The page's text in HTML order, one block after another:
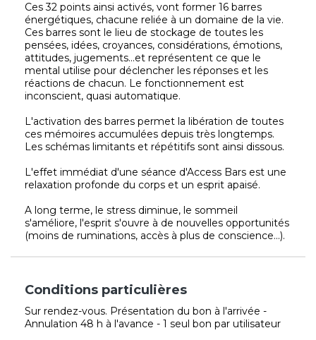
Ces 32 points ainsi activés, vont former 16 barres
énergétiques, chacune reliée à un domaine de la vie.
Ces barres sont le lieu de stockage de toutes les
pensées, idées, croyances, considérations, émotions,
attitudes, jugements...et représentent ce que le
mental utilise pour déclencher les réponses et les
réactions de chacun. Le fonctionnement est
inconscient, quasi automatique.
L'activation des barres permet la libération de toutes
ces mémoires accumulées depuis très longtemps.
Les schémas limitants et répétitifs sont ainsi dissous.
L'effet immédiat d'une séance d'Access Bars est une
relaxation profonde du corps et un esprit apaisé.
A long terme, le stress diminue, le sommeil
s'améliore, l'esprit s'ouvre à de nouvelles opportunités
(moins de ruminations, accès à plus de conscience...).
Conditions particulières
Sur rendez-vous. Présentation du bon à l'arrivée -
Annulation 48 h à l'avance - 1 seul bon par utilisateur